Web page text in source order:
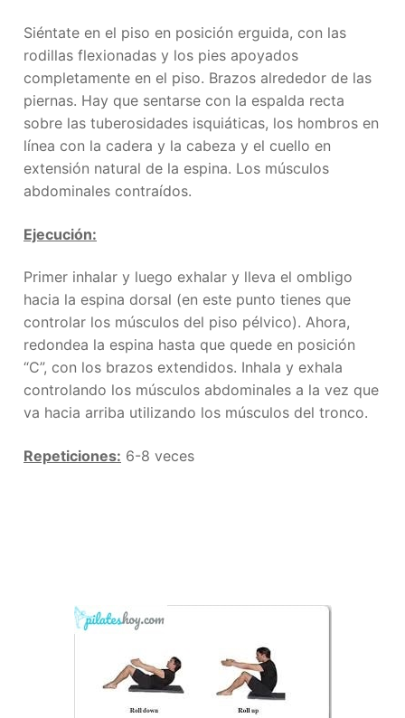
Siéntate en el piso en posición erguida, con las
rodillas flexionadas y los pies apoyados
completamente en el piso. Brazos alrededor de las
piernas. Hay que sentarse con la espalda recta
sobre las tuberosidades isquiáticas, los hombros en
línea con la cadera y la cabeza y el cuello en
extensión natural de la espina. Los músculos
abdominales contraídos.
Ejecución:
Primer inhalar y luego exhalar y lleva el ombligo
hacia la espina dorsal (en este punto tienes que
controlar los músculos del piso pélvico). Ahora,
redondea la espina hasta que quede en posición
“C”, con los brazos extendidos. Inhala y exhala
controlando los músculos abdominales a la vez que
va hacia arriba utilizando los músculos del tronco.
Repeticiones: 6-8 veces